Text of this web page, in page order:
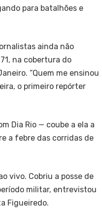
para batalhões e
ainda não
na cobertura do
“Quem me ensinou
o primeiro repórter
Dia Rio — coube a ela a
a febre das corridas de
vivo. Cobriu a posse de
militar, entrevistou
Figueiredo.